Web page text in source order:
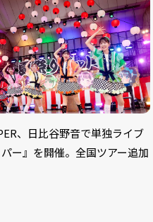
、日比谷野音で単独ライブ
ー』を開催。全国ツアー追加